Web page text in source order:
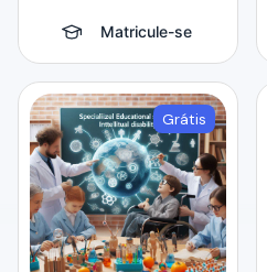
Matricule-se
Grátis